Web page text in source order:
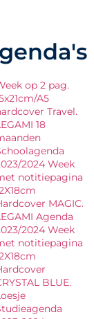
op 2 pag.
A5
Travel.
18
2024 Week
notitiepagina
MAGIC.
Agenda
2024 Week
notitiepagina
BLUE.